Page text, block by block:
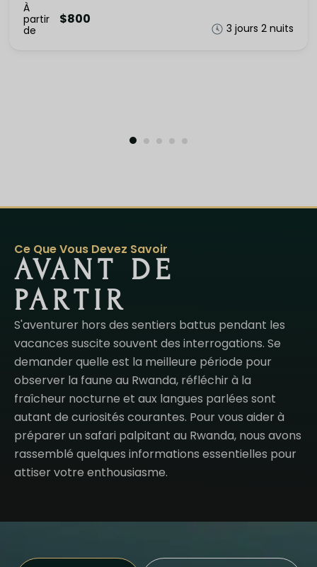
À
partir
de
$800
3 jours 2 nuits
Ce Que Vous Devez Savoir
AVANT DE
PARTIR
S'aventurer hors des sentiers battus pendant les
vacances suscite souvent des interrogations. Se
demander quelle est la meilleure période pour
observer la faune au Rwanda, réfléchir à la
fraîcheur nocturne et aux langues parlées sont
autant de curiosités courantes. Pour vous aider à
préparer un safari palpitant au Rwanda, nous avons
rassemblé quelques informations essentielles pour
attiser votre enthousiasme.